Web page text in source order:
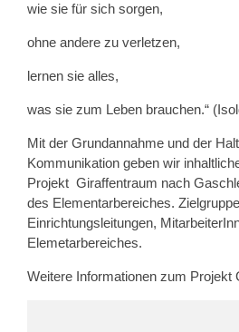
wie sie für sich sorgen,
ohne andere zu verletzen,
lernen sie alles,
was sie zum Leben brauchen.“
Mit der Grundannahme und der
Kommunikation geben wir
Projekt Giraffentraum nach
des Elementarbereiches.
Einrichtungsleitungen,
Elemetarbereiches.
Weitere Informationen zum Projekt